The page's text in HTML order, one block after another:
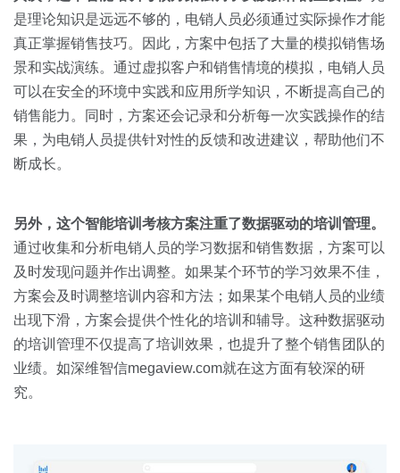
是理论知识是远远不够的，电销人员必须通过实际操作才能
真正掌握销售技巧。因此，方案中包括了大量的模拟销售场
景和实战演练。通过虚拟客户和销售情境的模拟，电销人员
可以在安全的环境中实践和应用所学知识，不断提高自己的
销售能力。同时，方案还会记录和分析每一次实践操作的结
果，为电销人员提供针对性的反馈和改进建议，帮助他们不
断成长。
另外，这个智能培训考核方案注重了数据驱动的培训管理。
通过收集和分析电销人员的学习数据和销售数据，方案可以
及时发现问题并作出调整。如果某个环节的学习效果不佳，
方案会及时调整培训内容和方法；如果某个电销人员的业绩
出现下滑，方案会提供个性化的培训和辅导。这种数据驱动
的培训管理不仅提高了培训效果，也提升了整个销售团队的
业绩。如深维智信megaview.com就在这方面有较深的研
究。